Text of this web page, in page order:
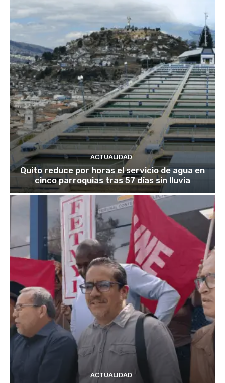
ACTUALIDAD
Quito reduce por horas el servicio de agua en
cinco parroquias tras 57 días sin lluvia
ACTUALIDAD